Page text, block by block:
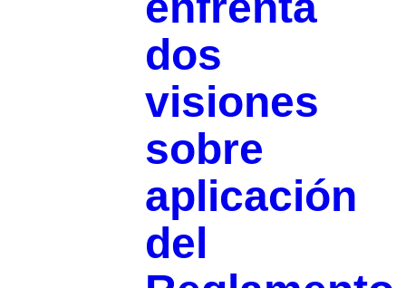
dos
visiones
sobre
aplicación
del